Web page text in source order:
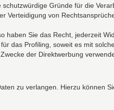
Gründe für die
von
Sie das Recht, jederzeit
das Profiling, soweit es mit
der Direktwerbung
zu verlangen. Hierzu können